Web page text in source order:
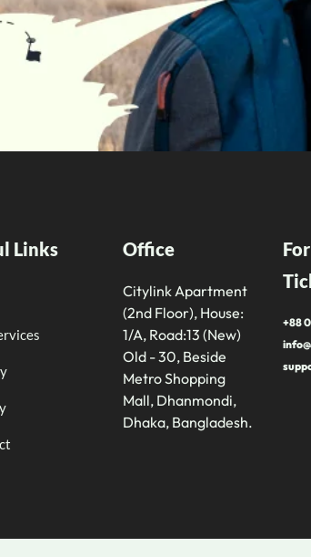
Links Office
Citylink Apartment
(2nd Floor), House:
1/A, Road:13 (New)
Old - 30, Beside
Metro Shopping
Mall, Dhanmondi,
Dhaka, Bangladesh.
+88